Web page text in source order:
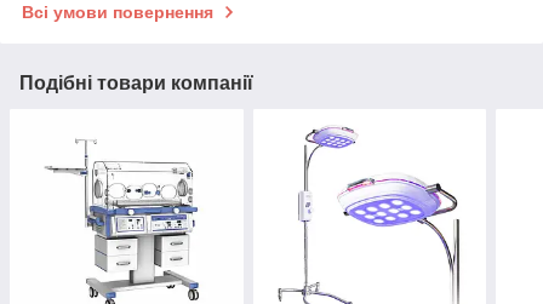
Всі умови повернення
Подібні товари компанії